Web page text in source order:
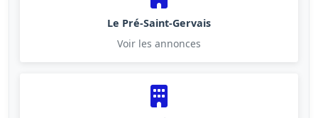
Le Pré-Saint-Gervais
Voir les annonces